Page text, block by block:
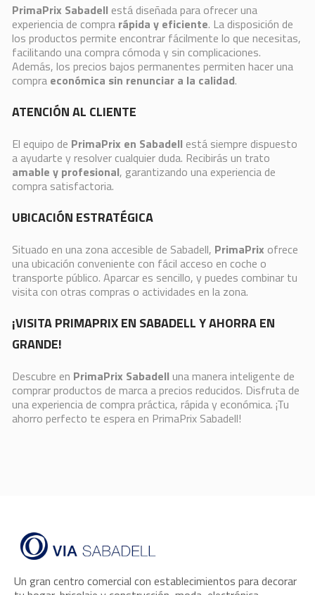
PrimaPrix Sabadell está diseñada para ofrecer una
experiencia de compra rápida y eficiente. La disposición de
los productos permite encontrar fácilmente lo que necesitas,
facilitando una compra cómoda y sin complicaciones.
Además, los precios bajos permanentes permiten hacer una
compra económica sin renunciar a la calidad.
ATENCIÓN AL CLIENTE
El equipo de PrimaPrix en Sabadell está siempre dispuesto
a ayudarte y resolver cualquier duda. Recibirás un trato
amable y profesional, garantizando una experiencia de
compra satisfactoria.
UBICACIÓN ESTRATÉGICA
Situado en una zona accesible de Sabadell, PrimaPrix ofrece
una ubicación conveniente con fácil acceso en coche o
transporte público. Aparcar es sencillo, y puedes combinar tu
visita con otras compras o actividades en la zona.
¡VISITA PRIMAPRIX EN SABADELL Y AHORRA EN
GRANDE!
Descubre en PrimaPrix Sabadell una manera inteligente de
comprar productos de marca a precios reducidos. Disfruta de
una experiencia de compra práctica, rápida y económica. ¡Tu
ahorro perfecto te espera en PrimaPrix Sabadell!
Un gran centro comercial con establecimientos para decorar